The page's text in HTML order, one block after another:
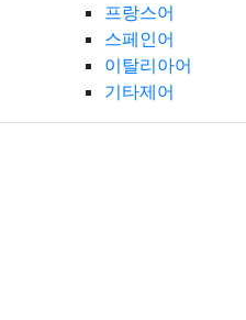
프랑스어
스페인어
이탈리아어
기타제어